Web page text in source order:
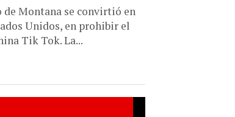
de Montana se convirtió en
Unidos, en prohibir el
Tik Tok. La...